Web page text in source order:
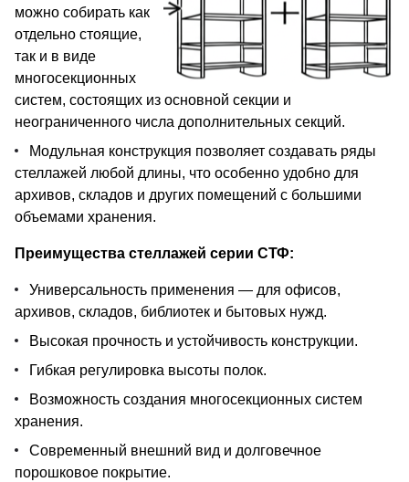
можно собирать как
отдельно стоящие,
так и в виде
многосекционных
систем, состоящих из основной секции и
неограниченного числа дополнительных секций.
Модульная конструкция позволяет создавать ряды
стеллажей любой длины, что особенно удобно для
архивов, складов и других помещений с большими
объемами хранения.
Преимущества стеллажей серии СТФ:
Универсальность применения — для офисов,
архивов, складов, библиотек и бытовых нужд.
Высокая прочность и устойчивость конструкции.
Гибкая регулировка высоты полок.
Возможность создания многосекционных систем
хранения.
Современный внешний вид и долговечное
порошковое покрытие.